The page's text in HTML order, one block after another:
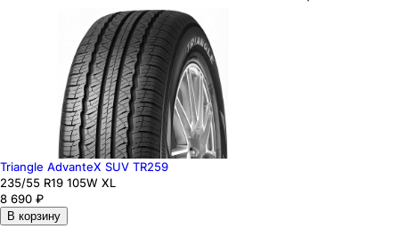
Triangle AdvanteX SUV TR259
235/55 R19 105W XL
8 690 ₽
В корзину